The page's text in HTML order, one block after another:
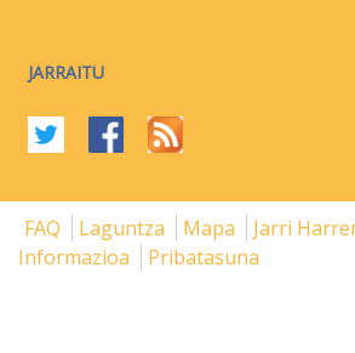
JARRAITU
FAQ Laguntza Mapa Jarri
Informazioa
Pribatasuna